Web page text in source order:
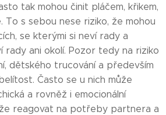
tak mohou činit pláčem, křikem,
To s sebou nese riziko, že mohou
se kterými si neví rady a
rady ani okolí. Pozor tedy na riziko
dětského trucování a především
Často se u nich může
a rovněž i emocionální
reagovat na potřeby partnera a